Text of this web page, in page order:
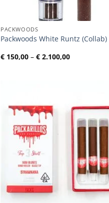
PACKWOODS
Packwoods White Runtz (Collab)
€ 150,00 –€ 2.100,00Preisspanne: